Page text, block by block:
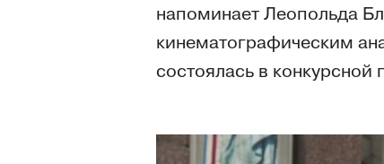
напоминает Леопольда
кинематографическим
состоялась в